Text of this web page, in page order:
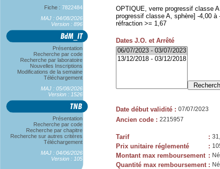
Fiche : 7822484
MAJ : 04/08/2026
Version : 896
Présentation
Recherche par code
Recherche par laboratoire
Nouvelles Inscriptions
Modifications de la semaine
Téléchargement
MAJ : 05/08/2026
Version : 1526
Présentation
Recherche par code
Recherche par chapitre
Recherche sur autres critères
Téléchargement
MAJ : 04/06/2026
Version : 105
OPTIQUE, verre progressif classe
progressif classe A, sphère] -4,00
réfraction >= 1,67
Dates J.O. et Arrêté
Date début validité : 07/07/2023
Ancien code : 2215957
Tarif :
Prix unitaire réglementé :
Montant max remboursement :
Quantité max remboursement :